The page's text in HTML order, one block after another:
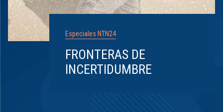
Especiales NTN24
FRONTERAS DE
INCERTIDUMBRE